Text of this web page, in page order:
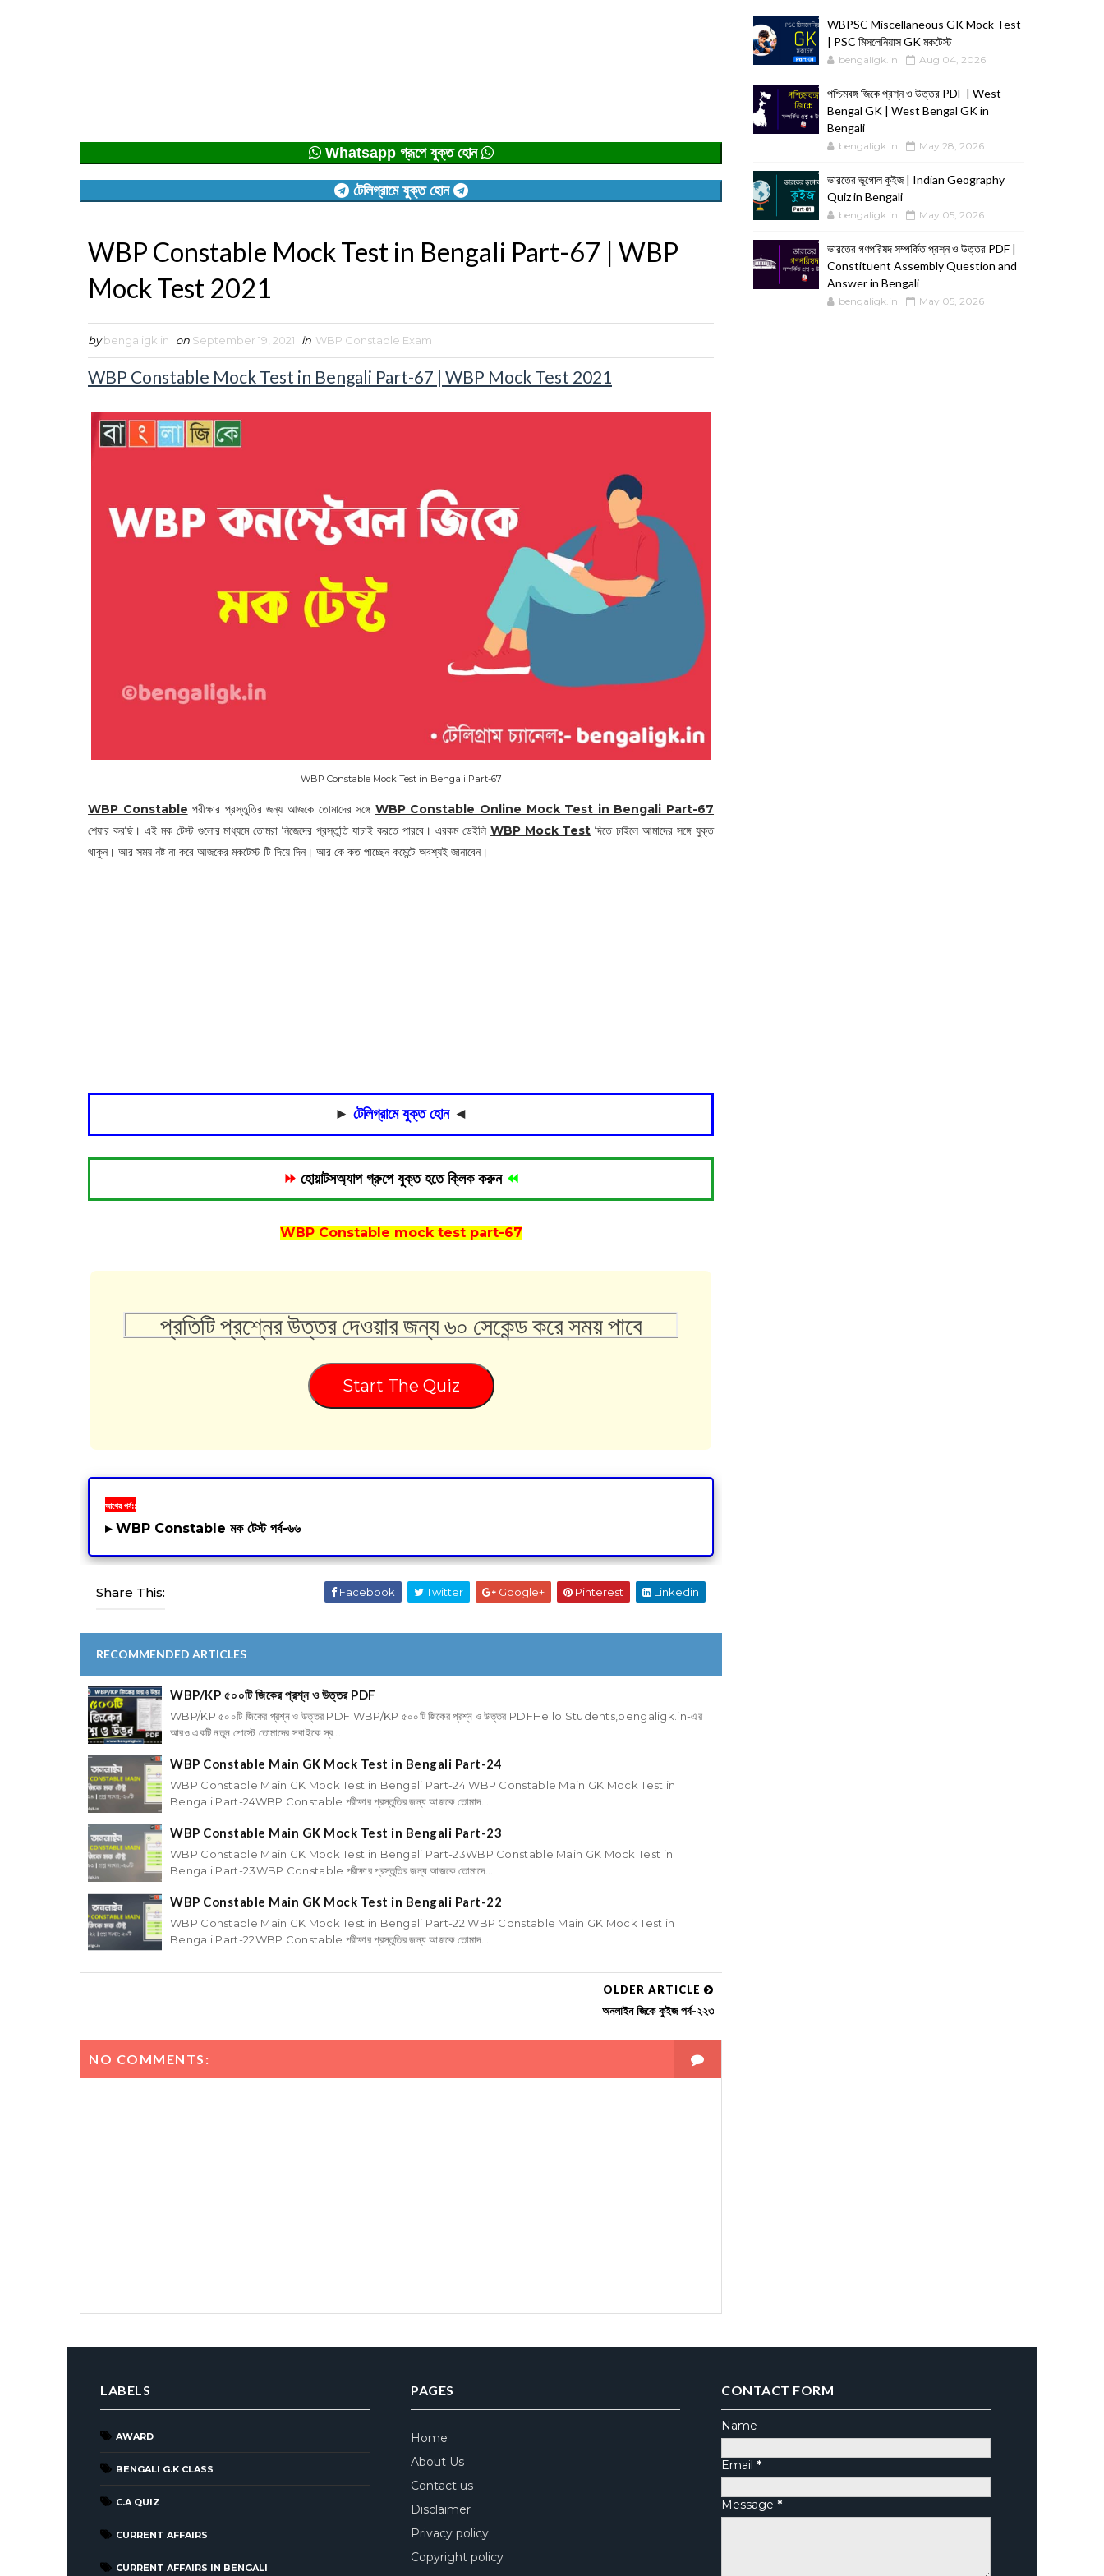
Whatsapp গ্রূপে যুক্ত হোন
টেলিগ্রামে যুক্ত হোন
WBP Constable Mock Test in Bengali Part-67 | WBP
Mock Test 2021
by bengaligk.in on September 19, 2021 in WBP Constable Exam
WBP Constable Mock Test in Bengali Part-67 | WBP Mock Test 2021
WBP Constable Mock Test in Bengali Part-67
WBP Constable পরীক্ষার প্রস্তুতির জন্য আজকে তোমাদের সঙ্গে WBP Constable Online Mock Test in Bengali Part-67
শেয়ার করছি। এই মক টেস্ট গুলোর মাধ্যমে তোমরা নিজেদের প্রস্তুতি যাচাই করতে পারবে। এরকম ডেইলি WBP Mock Test দিতে চাইলে আমাদের সঙ্গে যুক্ত
থাকুন। আর সময় নষ্ট না করে আজকের মকটেস্ট টি দিয়ে দিন। আর কে কত পাচ্ছেন কমেন্টে অবশ্যই জানাবেন।
► টেলিগ্রামে যুক্ত হোন◄
⏩ হোয়াটসঅ্যাপ গ্রুপে যুক্ত হতে ক্লিক করুন ⏪
WBP Constable mock test part-67
প্রতিটি প্রশ্নের উত্তর দেওয়ার জন্য ৬০ সেকেন্ড করে সময় পাবে
Start The Quiz
আগের পর্ব::
▸ WBP Constable মক টেস্ট পর্ব-৬৬
Share This: Facebook Twitter Google+ Pinterest Linkedin
RECOMMENDED ARTICLES
WBP/KP ৫০০টি জিকের প্রশ্ন ও উত্তর PDF
WBP/KP ৫০০টি জিকের প্রশ্ন ও উত্তর PDF WBP/KP ৫০০টি জিকের প্রশ্ন ও উত্তর PDFHello Students,bengaligk.in-এর
আরও একটি নতুন পোস্টে তোমাদের সবাইকে স্ব...
WBP Constable Main GK Mock Test in Bengali Part-24
WBP Constable Main GK Mock Test in Bengali Part-24 WBP Constable Main GK Mock Test in
Bengali Part-24WBP Constable পরীক্ষার প্রস্তুতির জন্য আজকে তোমাদ...
WBP Constable Main GK Mock Test in Bengali Part-23
WBP Constable Main GK Mock Test in Bengali Part-23WBP Constable Main GK Mock Test in
Bengali Part-23WBP Constable পরীক্ষার প্রস্তুতির জন্য আজকে তোমাদে...
WBP Constable Main GK Mock Test in Bengali Part-22
WBP Constable Main GK Mock Test in Bengali Part-22 WBP Constable Main GK Mock Test in
Bengali Part-22WBP Constable পরীক্ষার প্রস্তুতির জন্য আজকে তোমাদ...
OLDER ARTICLE
অনলাইন জিকে কুইজ পর্ব-২২৩
NO COMMENTS:
WBPSC Miscellaneous GK Mock Test
| PSC মিসলেনিয়াস GK মকটেস্ট
bengaligk.in Aug 04, 2026
পশ্চিমবঙ্গ জিকে প্রশ্ন ও উত্তর PDF | West
Bengal GK | West Bengal GK in
Bengali
bengaligk.in May 28, 2026
ভারতের ভূগোল কুইজ | Indian Geography
Quiz in Bengali
bengaligk.in May 05, 2026
ভারতের গণপরিষদ সম্পর্কিত প্রশ্ন ও উত্তর PDF |
Constituent Assembly Question and
Answer in Bengali
bengaligk.in May 05, 2026
LABELS
AWARD
BENGALI G.K CLASS
C.A QUIZ
CURRENT AFFAIRS
CURRENT AFFAIRS IN BENGALI
PAGES
Home
About Us
Contact us
Disclaimer
Privacy policy
Copyright policy
CONTACT FORM
Name
Email *
Message *